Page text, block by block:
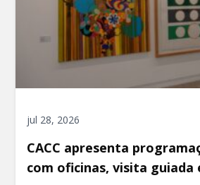
jul 28, 2026
CACC apresenta
com oficinas, visita guiada